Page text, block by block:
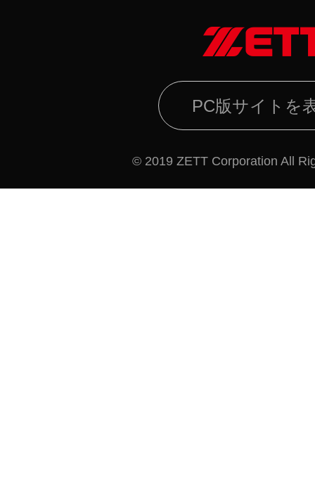
PC版サイトを
© 2019 ZETT Corporation All